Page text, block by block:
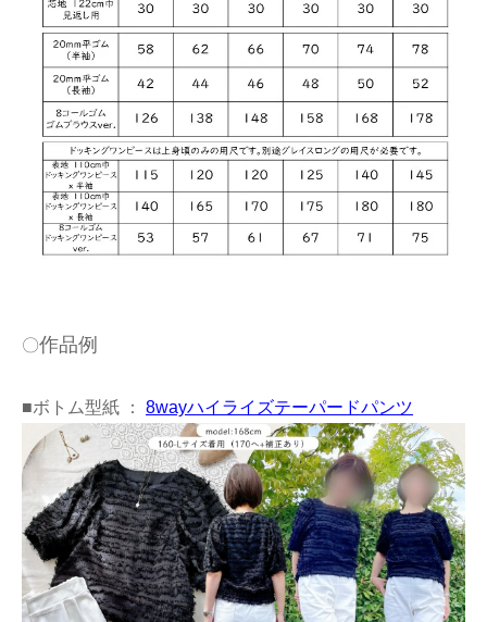
〇作品例
■ボトム型紙 ： 8wayハイライズテーパードパンツ